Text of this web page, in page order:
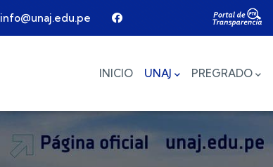
info@unaj.edu.pe
INICIO UNAJ PREGRADO